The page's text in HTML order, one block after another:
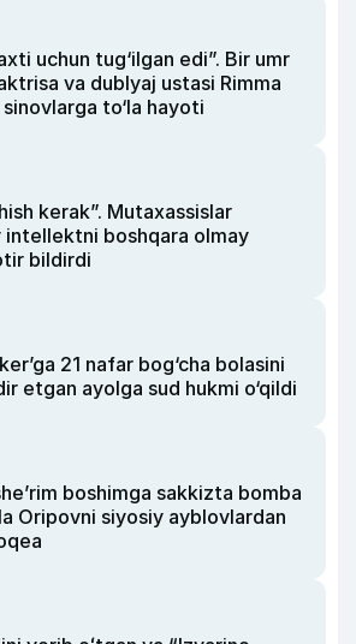
uchun tug‘ilgan edi”. Bir umr
va dublyaj ustasi Rimma
to‘la hayoti
kerak”. Mutaxassislar
intellektni boshqara olmay
bildirdi
21 nafar bog‘cha bolasini
etgan ayolga sud hukmi o‘qildi
boshimga sakkizta bomba
Oripovni siyosiy ayblovlardan